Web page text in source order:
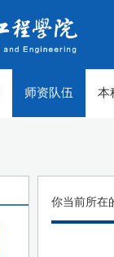
师资队伍 本
你当前所在